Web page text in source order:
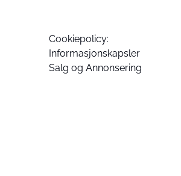
Cookiepolicy:
Informasjonskapsler
Salg og Annonsering